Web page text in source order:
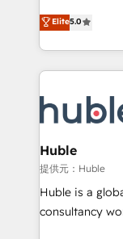
✓ HubSpot大百科 出版 CRM・AI活用に関
integrations,
GTM strategy
problem with the right
to hold Elite
Clay, our
to-market execution. Why B2B
Secure: Soc2
starting at $1,5k 💵 - Speed:
250 professionals
tiering Elite
Elite5.0
Huble
提供元：Huble
Huble is a
consultancy